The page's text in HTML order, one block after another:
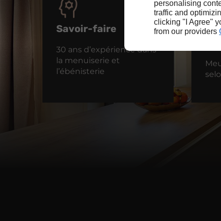
personalising
traffic and
clicking "I Agree"
from our providers
Savoir-faire
30 ans d’expérience dans
la menuiserie et
l’ébénisterie